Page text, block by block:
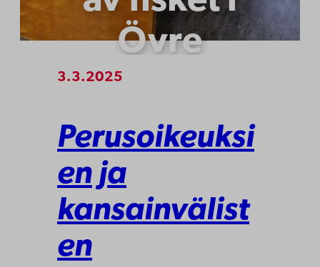
Övre
Lappland
3.3.2025
Perusoikeuksi
en ja
kansainvälist
en